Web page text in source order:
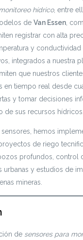
hídrico, entre
de Van Essen,
registrar con alta
y conductividad
integrados a nuestra
que nuestros
en tiempo real desde
y tomar decisiones
de sus recursos hídricos.
sensores, hemos
de riego
profundos, control
urbanas y estudios de
mineras.
de sensores para